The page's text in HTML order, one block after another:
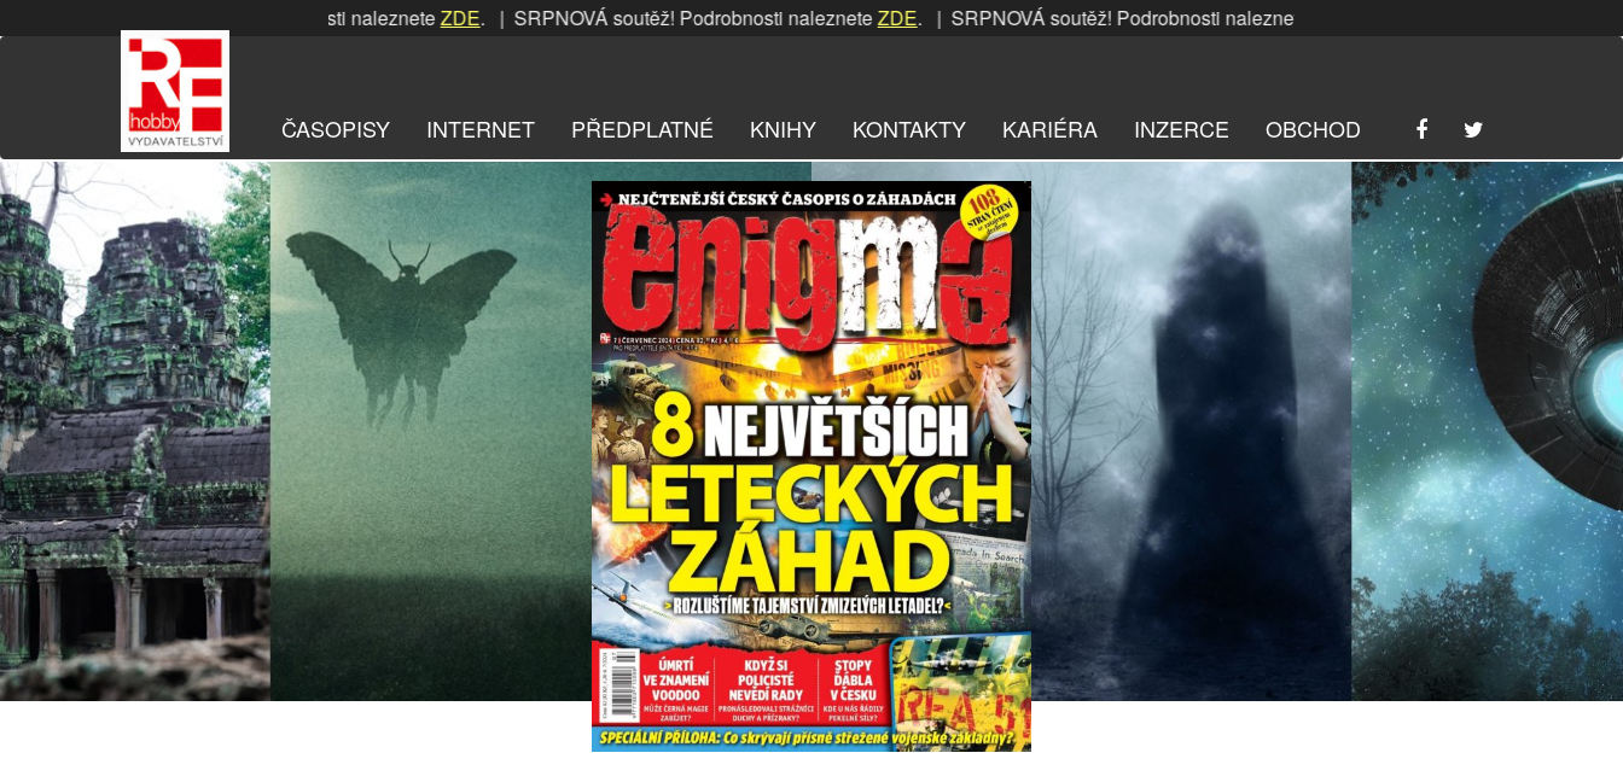
na
soutěž! Podrobnosti nalezneteZDE. | SRPNOVÁ soutěž! Podrobnosti nalezneteZDE. | SRPNOVÁ soutěž! Podrobnosti nalezneteZDE. | SRPNOVÁ soutěž! Podrobnosti
ČASOPISY INTERNET PŘEDPLATNÉ KNIHY KONTAKTY KARIÉRA INZERCE OBCHOD